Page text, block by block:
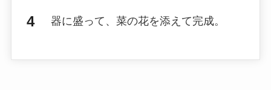
器に盛って、菜の花を添えて完成。